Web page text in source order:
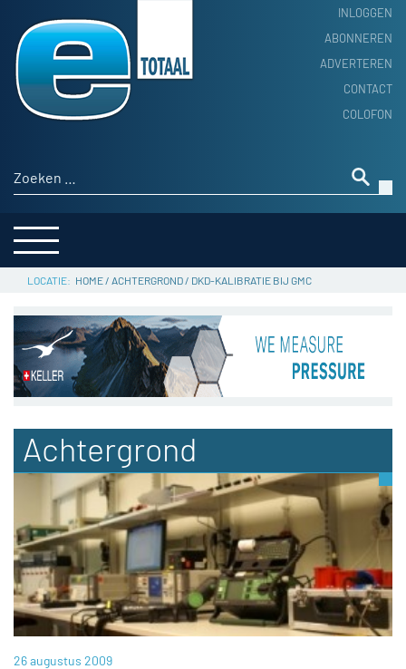
INLOGGEN
ABONNEREN
ADVERTEREN
CONTACT
COLOFON
Zoeken naar:
HOME
PRODUCTNIEUWS
ACHTERGROND
THEMA’S
SERVICE
HOME/ ACHTERGROND/ DKD-KALIBRATIE BIJ GMC
Achtergrond
26 augustus 2009